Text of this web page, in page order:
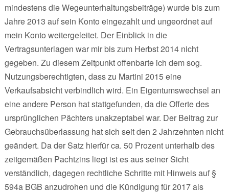
mindestens die Wegeunterhaltungsbeiträge) wurde bis zum
Jahre 2013 auf sein Konto eingezahlt und ungeordnet auf
mein Konto weitergeleitet. Der Einblick in die
Vertragsunterlagen war mir bis zum Herbst 2014 nicht
gegeben. Zu diesem Zeitpunkt offenbarte ich dem sog.
Nutzungsberechtigten, dass zu Martini 2015 eine
Verkaufsabsicht verbindlich wird. Ein Eigentumswechsel an
eine andere Person hat stattgefunden, da die Offerte des
ursprünglichen Pächters unakzeptabel war. Der Beitrag zur
Gebrauchsüberlassung hat sich seit den 2 Jahrzehnten nicht
geändert. Da der Satz hierfür ca. 50 Prozent unterhalb des
zeitgemäßen Pachtzins liegt ist es aus seiner Sicht
verständlich, dagegen rechtliche Schritte mit Hinweis auf §
594a BGB anzudrohen und die Kündigung für 2017 als